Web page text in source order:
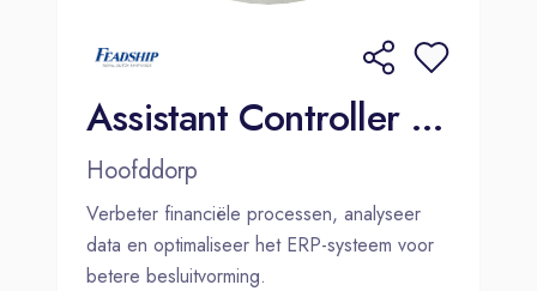
Assistant Controller (Data & Procesverbetering) | Hoofddorp
Hoofddorp
Verbeter financiële processen, analyseer
data en optimaliseer het ERP-systeem voor
betere besluitvorming.